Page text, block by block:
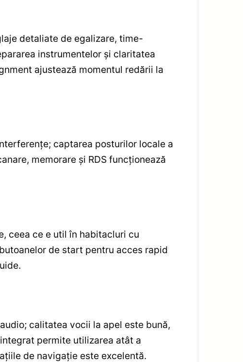
detaliate de egalizare, time-
instrumentelor și claritatea
ajustează momentul redării la
captarea posturilor locale a
memorare și RDS funcționează
ceea ce e util în habitacluri cu
de start pentru acces rapid
calitatea vocii la apel este bună,
permite utilizarea atât a
de navigație este excelentă.